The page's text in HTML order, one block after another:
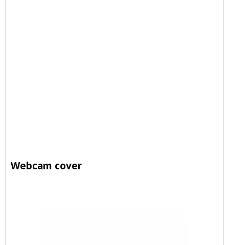
Webcam cover